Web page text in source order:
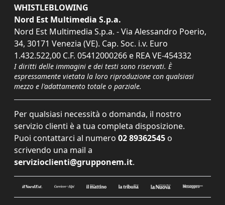
WHISTLEBLOWING
Nord Est Multimedia S.p.a.
Nord Est Multimedia S.p.a. - Via Alessandro Poerio,
34, 30171 Venezia (VE). Cap. Soc. i.v. Euro
1.432.522,00 C.F. 05412000266 e REA VE-454332
I diritti delle immagini e dei testi sono riservati. È
espressamente vietata la loro riproduzione con qualsiasi
mezzo e l'adattamento totale o parziale.
Per qualsiasi necessità o domanda, il nostro
servizio clienti è a tua completa disposizione.
Puoi contattarci al numero 02 89362545 o
scrivendo una mail a
servizioclienti@grupponem.it.